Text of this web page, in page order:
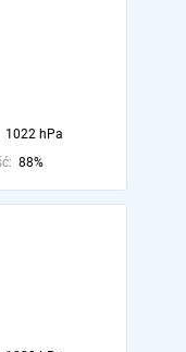
1022 hPa
88%